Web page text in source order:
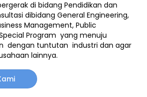
di bidang Pendidikan dan
dibidang General Engineering,
Management, Public
Program yang menuju
dengan tuntutan industri dan agar
lainnya.